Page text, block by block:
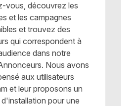
vous, découvrez les
et les campagnes
et trouvez des
qui correspondent à
dans notre
Nous avons
aux utilisateurs
et leur proposons un
pour une